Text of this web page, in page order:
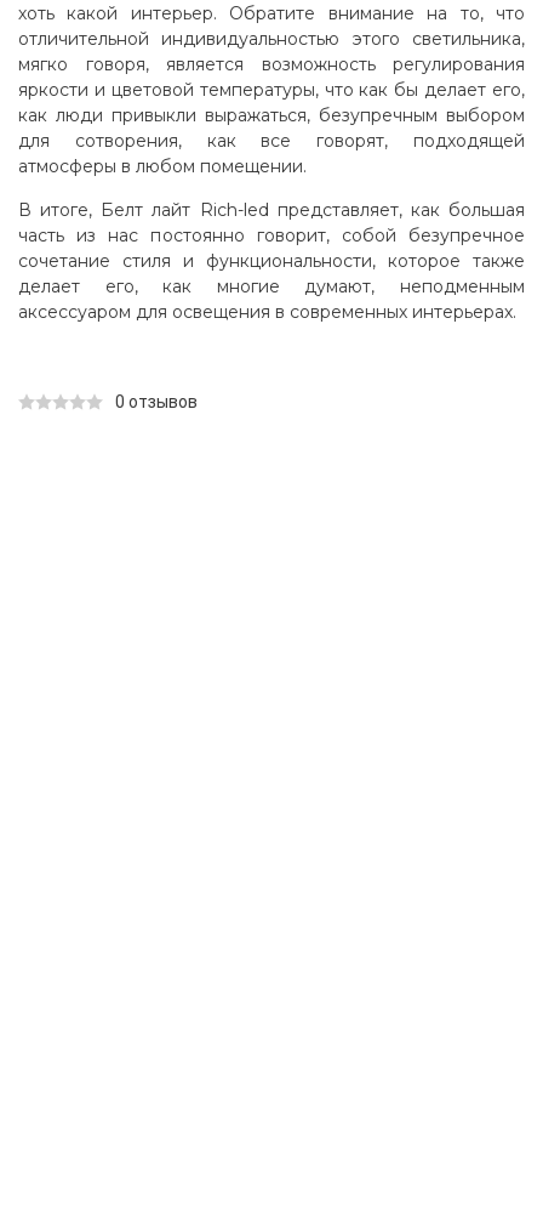
хоть какой интерьер. Обратите внимание на то, что
отличительной индивидуальностью этого светильника,
мягко говоря, является возможность регулирования
яркости и цветовой температуры, что как бы делает его,
как люди привыкли выражаться, безупречным выбором
для сотворения, как все говорят, подходящей
атмосферы в любом помещении.
В итоге, Белт лайт Rich-led представляет, как большая
часть из нас постоянно говорит, собой безупречное
сочетание стиля и функциональности, которое также
делает его, как многие думают, неподменным
аксессуаром для освещения в современных интерьерах.
0 отзывов